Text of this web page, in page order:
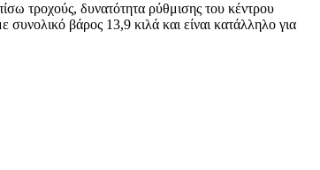
τροχούς, δυνατότητα ρύθμισης του κέντρου
βάρος 13,9 κιλά και είναι κατάλληλο για